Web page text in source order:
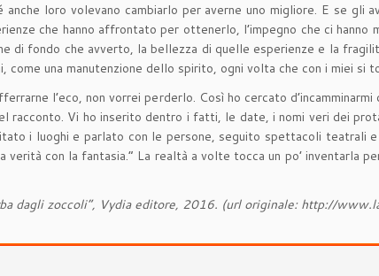
anche loro volevano cambiarlo per averne uno migliore. E se
che hanno affrontato per ottenerlo, l’impegno che ci hanno
di fondo che avverto, la bellezza di quelle esperienze e la
una manutenzione dello spirito, ogni volta che con i miei si
l’eco, non vorrei perderlo. Così ho cercato
racconto. Vi ho inserito dentro i fatti, le date, i nomi veri dei
i luoghi e parlato con le persone, seguito spettacoli teatrali
con la fantasia.” La realtà a volte tocca un po’ inventarla
dagli zoccoli”, Vydia editore, 2016. (url originale: http://